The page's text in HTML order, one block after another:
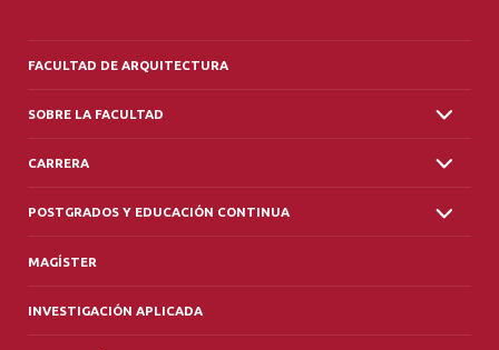
FACULTAD DE ARQUITECTURA
SOBRE LA FACULTAD
CARRERA
POSTGRADOS Y EDUCACIÓN CONTINUA
MAGÍSTER
INVESTIGACIÓN APLICADA